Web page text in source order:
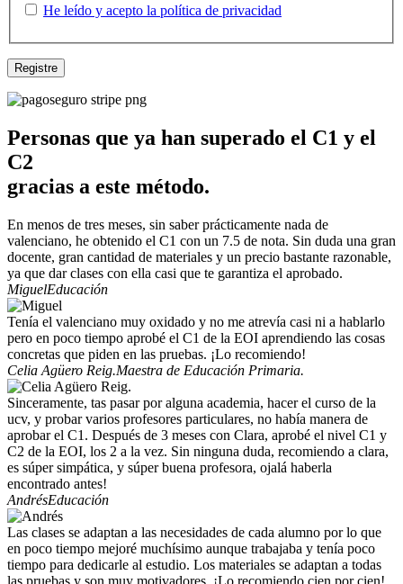
He leído y acepto la política de privacidad
Personas que ya han superado el C1 y el
C2
gracias a este método.
En menos de tres meses, sin saber prácticamente nada de
valenciano, he obtenido el C1 con un 7.5 de nota. Sin duda una gran
docente, gran cantidad de materiales y un precio bastante razonable,
ya que dar clases con ella casi que te garantiza el aprobado.
MiguelEducación
Tenía el valenciano muy oxidado y no me atrevía casi ni a hablarlo
pero en poco tiempo aprobé el C1 de la EOI aprendiendo las cosas
concretas que piden en las pruebas. ¡Lo recomiendo!
Celia Agüero Reig.Maestra de Educación Primaria.
Sinceramente, tas pasar por alguna academia, hacer el curso de la
ucv, y probar varios profesores particulares, no había manera de
aprobar el C1. Después de 3 meses con Clara, aprobé el nivel C1 y
C2 de la EOI, los 2 a la vez. Sin ninguna duda, recomiendo a clara,
es súper simpática, y súper buena profesora, ojalá haberla
encontrado antes!
AndrésEducación
Las clases se adaptan a las necesidades de cada alumno por lo que
en poco tiempo mejoré muchísimo aunque trabajaba y tenía poco
tiempo para dedicarle al estudio. Los materiales se adaptan a todas
las pruebas y son muy motivadores. ¡Lo recomiendo cien por cien!